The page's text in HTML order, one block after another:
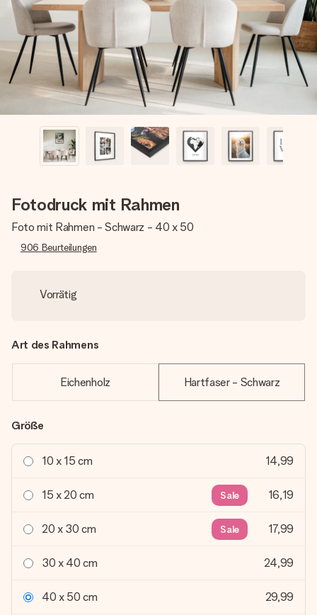
Montag - Freitag : 8:30 - 17:00 Uhr
Samstag - Sonntag : 8:30 - 13:00 Uhr
Fotodruck mit Rahmen
Foto mit Rahmen - Schwarz - 40 x 50
906 Beurteilungen
Vorrätig
Art des Rahmens
Eichenholz Hartfaser - Schwarz
Größe
10 x 15 cm 14,99
15 x 20 cm Sale 16,19
20 x 30 cm Sale 17,99
30 x 40 cm 24,99
40 x 50 cm 29,99